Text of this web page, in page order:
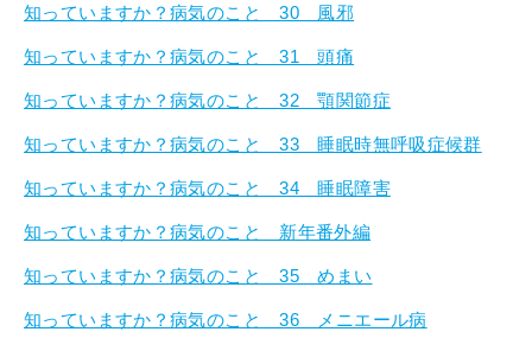
知っていますか？病気のこと 30 風邪
知っていますか？病気のこと 31 頭痛
知っていますか？病気のこと 32 顎関節症
知っていますか？病気のこと 33 睡眠時無呼吸症候群
知っていますか？病気のこと 34 睡眠障害
知っていますか？病気のこと 新年番外編
知っていますか？病気のこと 35 めまい
知っていますか？病気のこと 36 メニエール病